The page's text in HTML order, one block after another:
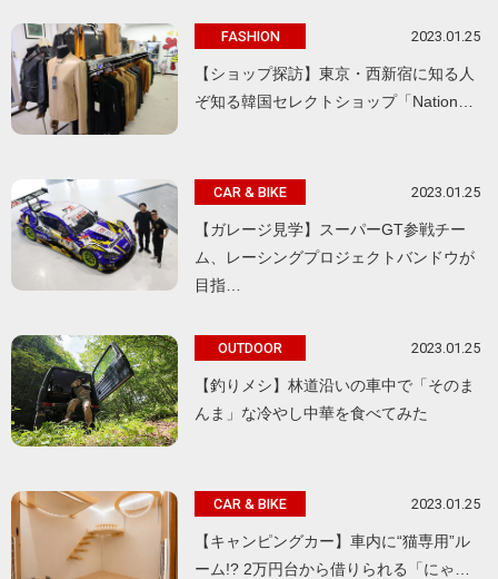
FASHION 2023.01.25
【ショップ探訪】東京・西新宿に知る人
ぞ知る韓国セレクトショップ「Nation…
CAR & BIKE 2023.01.25
【ガレージ見学】スーパーGT参戦チー
ム、レーシングプロジェクトバンドウが
目指…
OUTDOOR 2023.01.25
【釣りメシ】林道沿いの車中で「そのま
んま」な冷やし中華を食べてみた
CAR & BIKE 2023.01.25
【キャンピングカー】車内に“猫専用”ル
ーム!? 2万円台から借りられる「にゃ…